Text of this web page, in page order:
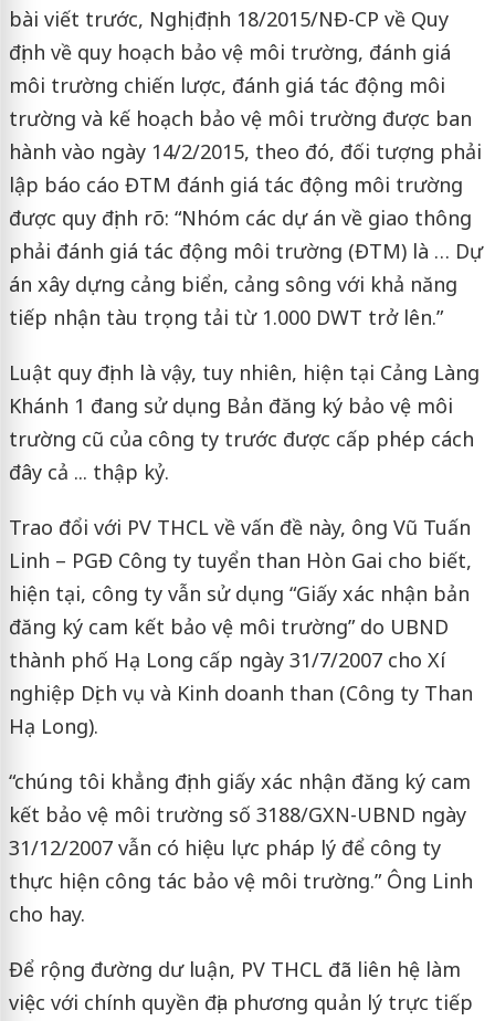
bài viết trước, Nghị định 18/2015/NĐ-CP về Quy
định về quy hoạch bảo vệ môi trường, đánh giá
môi trường chiến lược, đánh giá tác động môi
trường và kế hoạch bảo vệ môi trường được ban
hành vào ngày 14/2/2015, theo đó, đối tượng phải
lập báo cáo ĐTM đánh giá tác động môi trường
được quy định rõ: “Nhóm các dự án về giao thông
phải đánh giá tác động môi trường (ĐTM) là … Dự
án xây dựng cảng biển, cảng sông với khả năng
tiếp nhận tàu trọng tải từ 1.000 DWT trở lên.”
Luật quy định là vậy, tuy nhiên, hiện tại Cảng Làng
Khánh 1 đang sử dụng Bản đăng ký bảo vệ môi
trường cũ của công ty trước được cấp phép cách
đây cả ... thập kỷ.
Trao đổi với PV THCL về vấn đề này, ông Vũ Tuấn
Linh – PGĐ Công ty tuyển than Hòn Gai cho biết,
hiện tại, công ty vẫn sử dụng “Giấy xác nhận bản
đăng ký cam kết bảo vệ môi trường” do UBND
thành phố Hạ Long cấp ngày 31/7/2007 cho Xí
nghiệp Dịch vụ và Kinh doanh than (Công ty Than
Hạ Long).
“chúng tôi khẳng định giấy xác nhận đăng ký cam
kết bảo vệ môi trường số 3188/GXN-UBND ngày
31/12/2007 vẫn có hiệu lực pháp lý để công ty
thực hiện công tác bảo vệ môi trường.” Ông Linh
cho hay.
Để rộng đường dư luận, PV THCL đã liên hệ làm
việc với chính quyền địa phương quản lý trực tiếp